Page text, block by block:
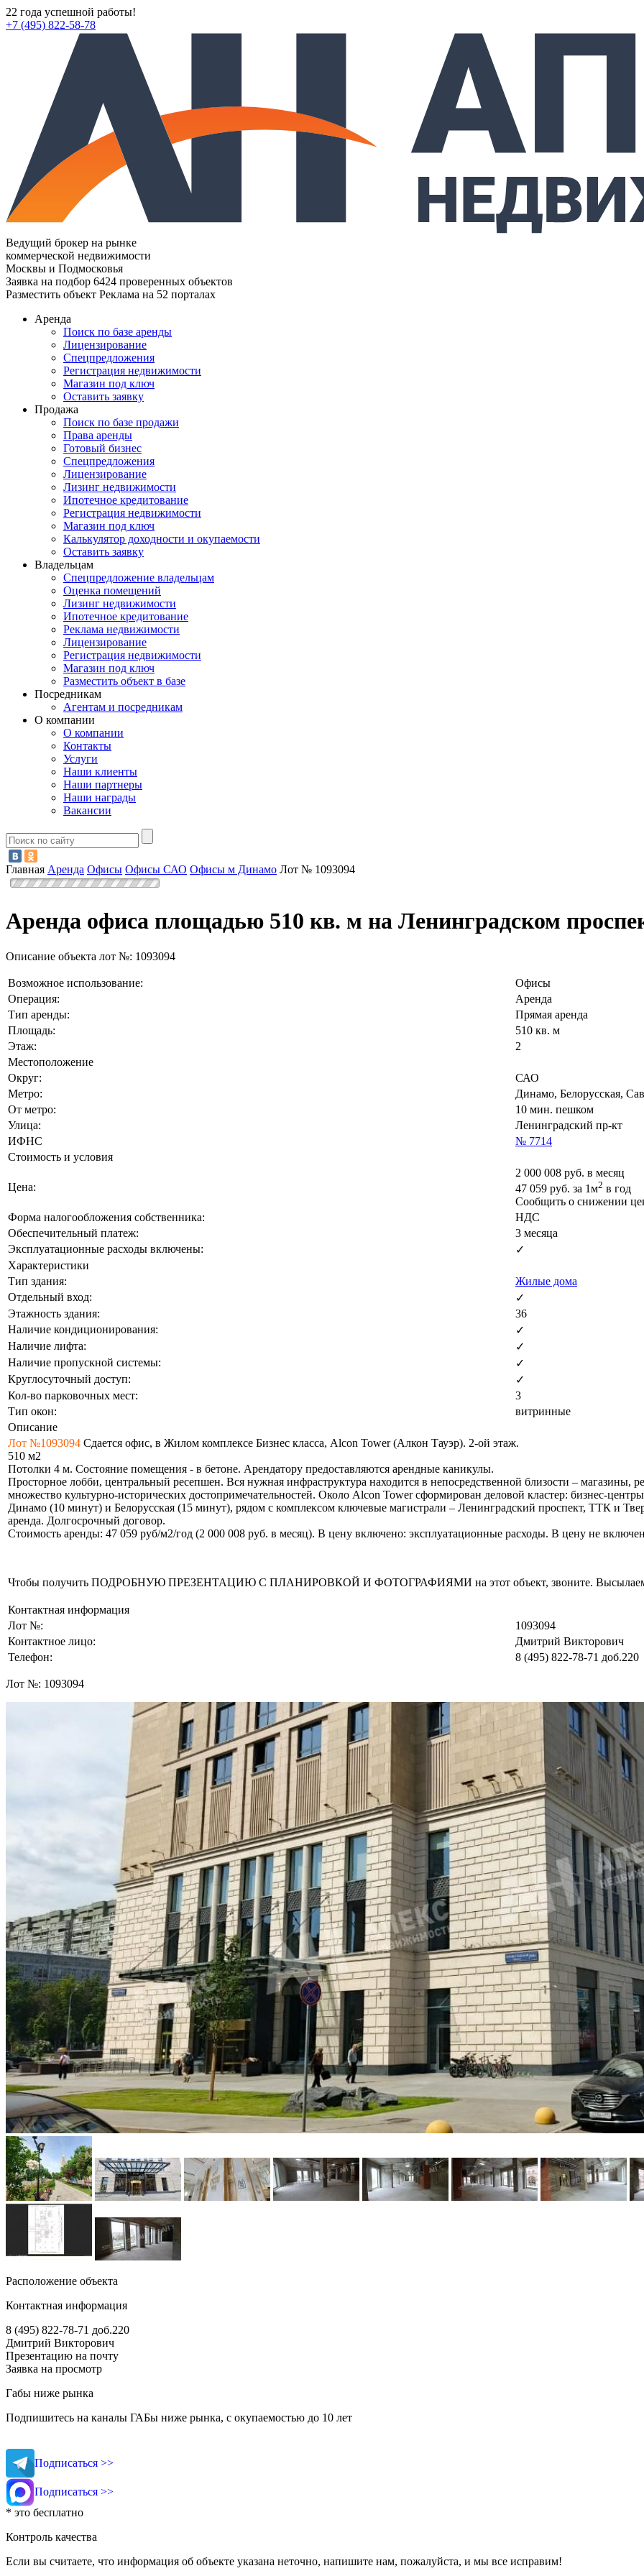
22 года успешной работы!
+7 (495) 822-58-78
Ведущий брокер на рынке
коммерческой недвижимости
Москвы и Подмосковья
Заявка на подбор 6424 проверенных объектов
Разместить объект Реклама на 52 порталах
Аренда
Поиск по базе аренды
Лицензирование
Спецпредложения
Регистрация недвижимости
Магазин под ключ
Оставить заявку
Продажа
Поиск по базе продажи
Права аренды
Готовый бизнес
Спецпредложения
Лицензирование
Лизинг недвижимости
Ипотечное кредитование
Регистрация недвижимости
Магазин под ключ
Калькулятор доходности и окупаемости
Оставить заявку
Владельцам
Спецпредложение владельцам
Оценка помещений
Лизинг недвижимости
Ипотечное кредитование
Реклама недвижимости
Лицензирование
Регистрация недвижимости
Магазин под ключ
Разместить объект в базе
Посредникам
Агентам и посредникам
О компании
О компании
Контакты
Услуги
Наши клиенты
Наши партнеры
Наши награды
Вакансии
Главная Аренда Офисы Офисы САО Офисы м Динамо Лот № 1093094
Аренда офиса площадью 510 кв. м на Ленинградском
Описание объекта лот №: 1093094
Возможное использование:
Офисы
Операция:
Аренда
Тип аренды:
Прямая аренда
Площадь:
510 кв. м
Этаж:
2
Местоположение
Округ:
САО
Метро:
Динамо, Белорусская,
От метро:
10 мин. пешком
Улица:
Ленинградский пр-кт
ИФНС
№ 7714
Стоимость и условия
Цена:
2 000 008 руб. в месяц
47 059 руб. за 1м2 в год
Сообщить о снижении
Форма налогообложения собственника:
НДС
Обеспечительный платеж:
3 месяца
Эксплуатационные расходы включены:
✓
Характеристики
Тип здания:
Жилые дома
Отдельный вход:
✓
Этажность здания:
36
Наличие кондиционирования:
✓
Наличие лифта:
✓
Наличие пропускной системы:
✓
Круглосуточный доступ:
✓
Кол-во парковочных мест:
3
Тип окон:
витринные
Описание
Лот №1093094 Сдается офис, в Жилом комплексе Бизнес класса, Alcon Tower (Алкон Тауэр). 2-ой этаж.
510 м2
Потолки 4 м. Состояние помещения - в бетоне. Арендатору предоставляются арендные каникулы.
Просторное лобби, центральный ресепшен. Вся нужная инфраструктура находится в непосредственной близости – магазины,
множество культурно-исторических достопримечательностей. Около Alcon Tower сформирован деловой кластер: бизнес-
Динамо (10 минут) и Белорусская (15 минут), рядом с комплексом ключевые магистрали – Ленинградский проспект, ТТК и
аренда. Долгосрочный договор.
Стоимость аренды: 47 059 руб/м2/год (2 000 008 руб. в месяц). В цену включено: эксплуатационные расходы. В цену не
Чтобы получить ПОДРОБНУЮ ПРЕЗЕНТАЦИЮ С ПЛАНИРОВКОЙ И ФОТОГРАФИЯМИ на этот объект, звоните. Высылаем в
Контактная информация
Лот №:
1093094
Контактное лицо:
Дмитрий Викторович
Телефон:
8 (495) 822-78-71 доб.220
Лот №: 1093094
Расположение объекта
Контактная информация
8 (495) 822-78-71 доб.220
Дмитрий Викторович
Презентацию на почту
Заявка на просмотр
Габы ниже рынка
Подпишитесь на каналы ГАБы ниже рынка, с окупаемостью до 10 лет
Подписаться >>
Подписаться >>
* это бесплатно
Контроль качества
Если вы считаете, что информация об объекте указана неточно, напишите нам, пожалуйста, и мы все исправим!